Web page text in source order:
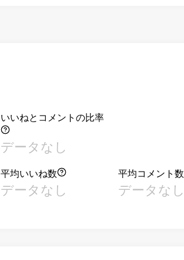
いいねとコメントの比率
データなし
平均いいね数
データなし
平均コメント数
データなし